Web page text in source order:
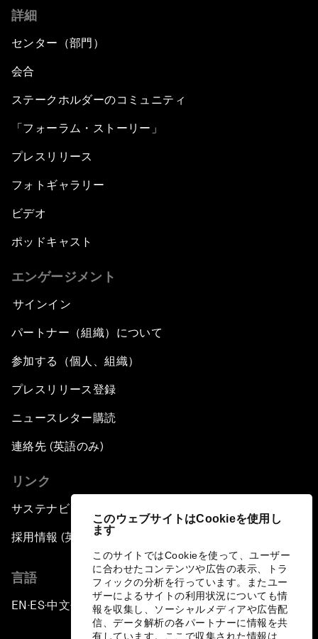
このウェブサイトはCookieを使用し
ます
このサイトではCookieを使って、ユーザー
に合わせたコンテンツや広告の表示、トラ
フィックの分析を行っています。またユー
ザーによるサイトの利用状況についても情
報を収集し、ソーシャルメディアや広告配
信、データ解析の各パートナーに情報を共
有しています。ここで収集された情報は、
詳細
センター（部門）
会合
ステークホルダーのコミュニティ
「フォーラム・ストーリー」
プレスリリース
フォトギャラリー
ビデオ
ポッドキャスト
エンゲージメント
サインイン
パートナー（組織）について
参加する（個人、組織）
プレスリリース登録
ニュースレター購読
連絡先 (英語のみ)
リンク
サステナビリティへの取り組み
採用情報 (英語のみ)
言語
EN ▪ ES▪中文▪ 日本語